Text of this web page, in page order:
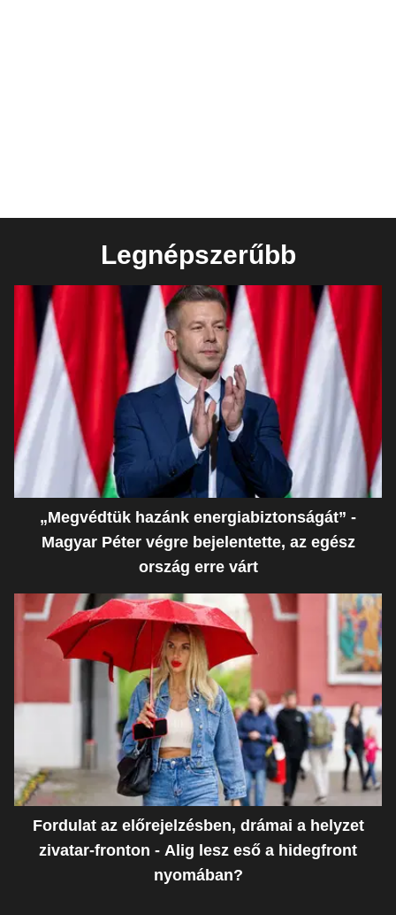
Legnépszerűbb
„Megvédtük hazánk energiabiztonságát” -
Magyar Péter végre bejelentette, az egész
ország erre várt
Fordulat az előrejelzésben, drámai a helyzet
zivatar-fronton - Alig lesz eső a hidegfront
nyomában?